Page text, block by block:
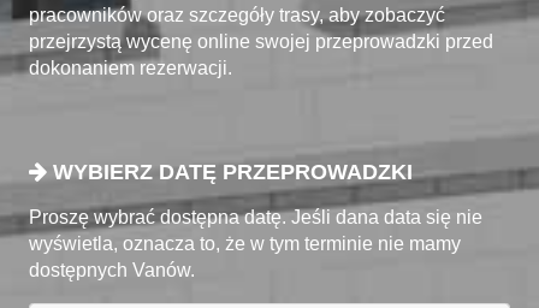
pracowników oraz szczegóły trasy, aby zobaczyć
przejrzystą wycenę online swojej przeprowadzki przed
dokonaniem rezerwacji.
WYBIERZ DATĘ PRZEPROWADZKI
Proszę wybrać dostępna datę. Jeśli dana data się nie
wyświetla, oznacza to, że w tym terminie nie mamy
dostępnych Vanów.